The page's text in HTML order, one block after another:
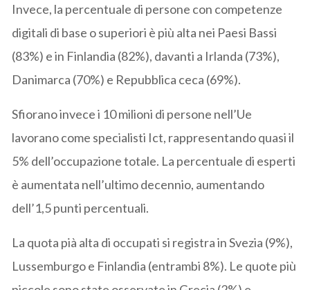
Invece, la percentuale di persone con competenze
digitali di base o superiori è più alta nei Paesi Bassi
(83%) e in Finlandia (82%), davanti a Irlanda (73%),
Danimarca (70%) e Repubblica ceca (69%).
Sfiorano invece i 10 milioni di persone nell’Ue
lavorano come specialisti Ict, rappresentando quasi il
5% dell’occupazione totale. La percentuale di esperti
è aumentata nell’ultimo decennio, aumentando
dell’1,5 punti percentuali.
La quota pià alta di occupati si registra in Svezia (9%),
Lussemburgo e Finlandia (entrambi 8%). Le quote più